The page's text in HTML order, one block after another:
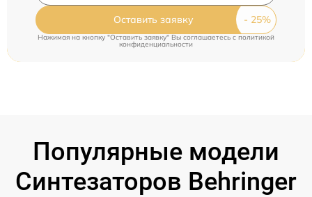
Оставить заявку
Нажимая на кнопку "Оставить заявку" Вы соглашаетесь cполитикой
конфиденциальности
Популярные модели
Синтезаторов Behringer